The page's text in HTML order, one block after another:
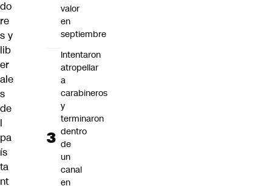
do
re
s y
lib
er
ale
s
de
l
pa
ís
ta
nt
valor
en
septiembre
Intentaron
atropellar
a
carabineros
y
terminaron
dentro
de
un
canal
en